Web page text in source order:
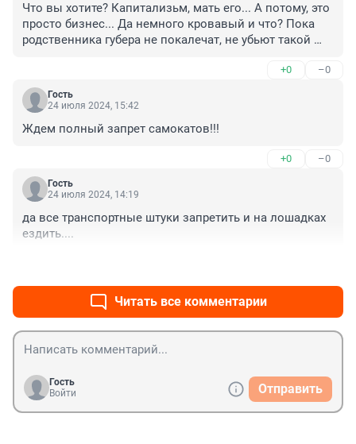
Что вы хотите? Капитализьм, мать его... А потому, это
просто бизнес... Да немного кровавый и что? Пока
родственника губера не покалечат, не убьют такой
+0 –0
Гость
24 июля 2024, 15:42
Ждем полный запрет самокатов!!!
+0 –0
Гость
24 июля 2024, 14:19
да все транспортные штуки запретить и на лошадках
ездить....
Читать все комментарии
Гость
Войти
Отправить